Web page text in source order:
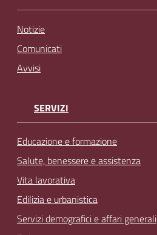
Notizie
Comunicati
Avvisi
SERVIZI
Educazione e formazione
Salute, benessere e assistenza
Vita lavorativa
Edilizia e urbanistica
Servizi demografici e affari generali